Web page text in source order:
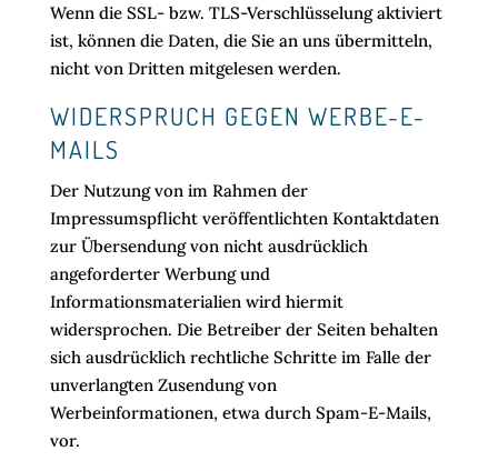
Wenn die SSL- bzw. TLS-Verschlüsselung aktiviert
ist, können die Daten, die Sie an uns übermitteln,
nicht von Dritten mitgelesen werden.
WIDERSPRUCH GEGEN WERBE-E-
MAILS
Der Nutzung von im Rahmen der
Impressumspflicht veröffentlichten Kontaktdaten
zur Übersendung von nicht ausdrücklich
angeforderter Werbung und
Informationsmaterialien wird hiermit
widersprochen. Die Betreiber der Seiten behalten
sich ausdrücklich rechtliche Schritte im Falle der
unverlangten Zusendung von
Werbeinformationen, etwa durch Spam-E-Mails,
vor.